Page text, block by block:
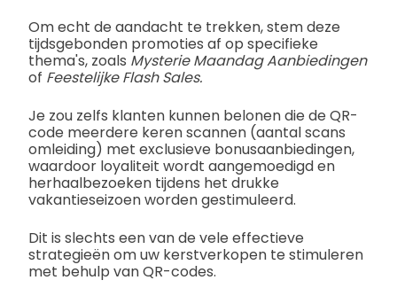
Om echt de aandacht te trekken, stem deze
tijdsgebonden promoties af op specifieke
thema's, zoals Mysterie Maandag Aanbiedingen
of Feestelijke Flash Sales.
Je zou zelfs klanten kunnen belonen die de QR-
code meerdere keren scannen (aantal scans
omleiding) met exclusieve bonusaanbiedingen,
waardoor loyaliteit wordt aangemoedigd en
herhaalbezoeken tijdens het drukke
vakantieseizoen worden gestimuleerd.
Dit is slechts een van de vele effectieve
strategieën om uw kerstverkopen te stimuleren
met behulp van QR-codes.